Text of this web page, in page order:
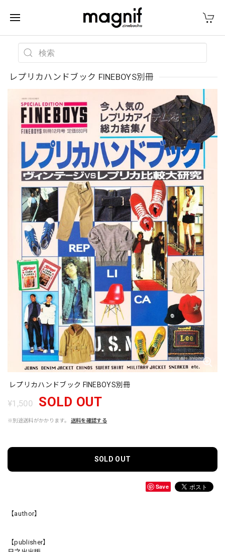
レプリカハンドブック FINEBOYS別冊
レプリカハンドブック FINEBOYS別冊
¥1,500 SOLD OUT
※別途送料がかかります。 送料を確認する
SOLD OUT
Save
【author】
【publisher】